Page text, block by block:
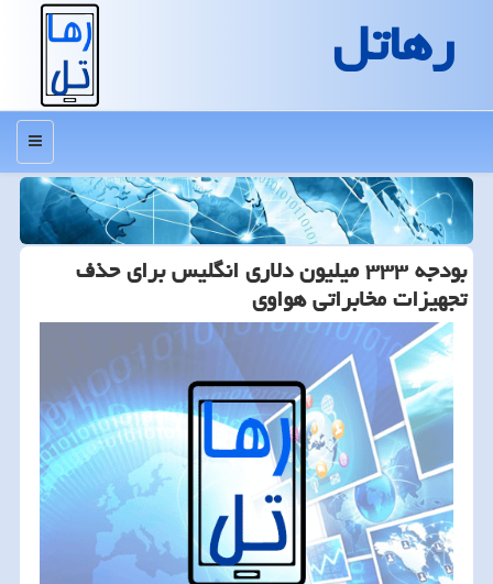
رهاتل
منو
بودجه ۳۳۳ میلیون دلاری انگلیس برای حذف
تجهیزات مخابراتی هواوی